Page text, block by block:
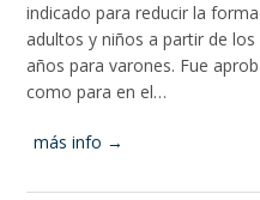
indicado para reducir la
adultos y niños a partir de
años para varones. Fue
como para en el…
más info →